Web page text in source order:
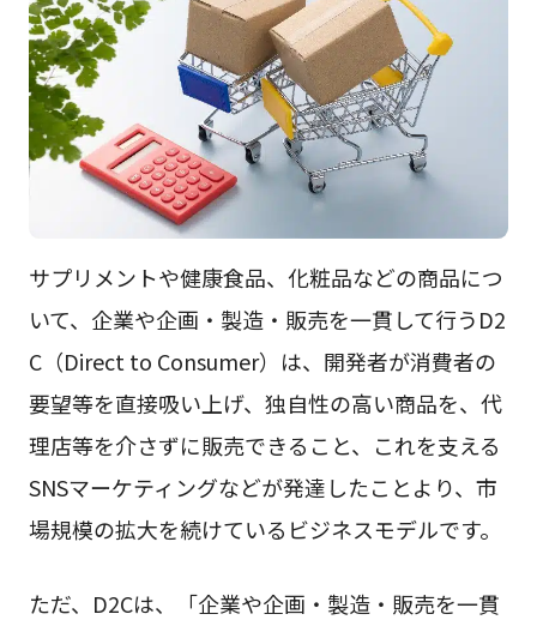
サプリメントや健康食品、化粧品などの商品につ
いて、企業や企画・製造・販売を一貫して行うD2
C（Direct to Consumer）は、開発者が消費者の
要望等を直接吸い上げ、独自性の高い商品を、代
理店等を介さずに販売できること、これを支える
SNSマーケティングなどが発達したことより、市
場規模の拡大を続けているビジネスモデルです。
ただ、D2Cは、「企業や企画・製造・販売を一貫